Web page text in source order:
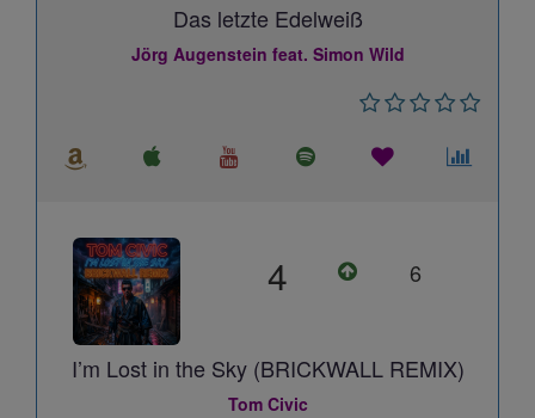
Das letzte Edelweiß
Jörg Augenstein feat. Simon Wild
4 6
I’m Lost in the Sky (BRICKWALL REMIX)
Tom Civic